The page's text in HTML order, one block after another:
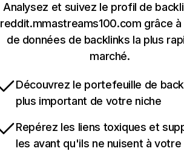
Analysez et suivez le profil de
reddit.mmastreams100.com grâce à
de données de backlinks la plus
marché.
Découvrez le portefeuille de
plus important de votre niche
Repérez les liens toxiques et
les avant qu'ils ne nuisent à